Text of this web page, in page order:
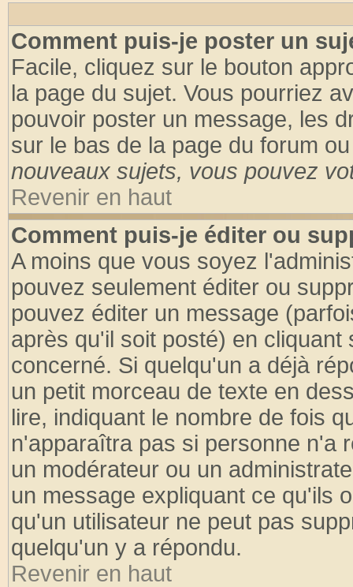
Comment puis-je poster un
Facile, cliquez sur le bouton
la page du sujet. Vous pourriez
pouvoir poster un message, les
sur le bas de la page du forum
nouveaux sujets, vous pouvez
Revenir en haut
Comment puis-je éditer ou
A moins que vous soyez
pouvez seulement éditer ou
pouvez éditer un message
après qu'il soit posté) en
concerné. Si quelqu'un a déjà
un petit morceau de texte en
lire, indiquant le nombre de fois
n'apparaîtra pas si personne n'a
un modérateur ou un
un message expliquant ce qu'ils
qu'un utilisateur ne peut pas
quelqu'un y a répondu.
Revenir en haut